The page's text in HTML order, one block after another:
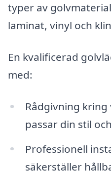
typer av
laminat, vinyl och
En kvalificerad
med:
Rådgivning
passar din stil
Professionell
säkerställer